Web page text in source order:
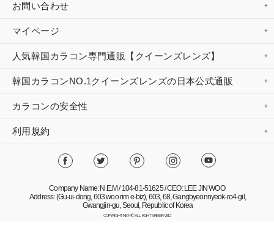
お問い合わせ
マイページ
人気韓国カラコン専門通販【クイーンズレンズ】
韓国カラコンNO.1クイーンズレンズの日本公式通販
カラコンの安全性
利用規約
Company Name: N.E.M / 104-81-51625 / CEO: LEE JIN WOO
Address: (Gu-ui-dong, 603 woo rim e-biz), 603, 68, Gangbyeonnyeok-ro4-gil,
Gwangjin-gu, Seoul, Republic of Korea
COPYRIGHT NEM© ALL RIGHTS RESERVED.